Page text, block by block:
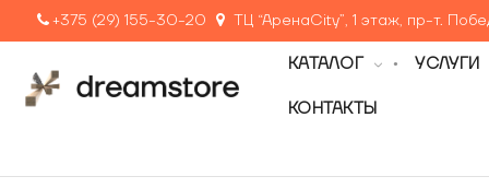
+375 (29) 155-30-20 ТЦ “АренаCity”, 1 этаж, пр-т.
КАТАЛОГ УСЛУГИ
КОНТАКТЫ